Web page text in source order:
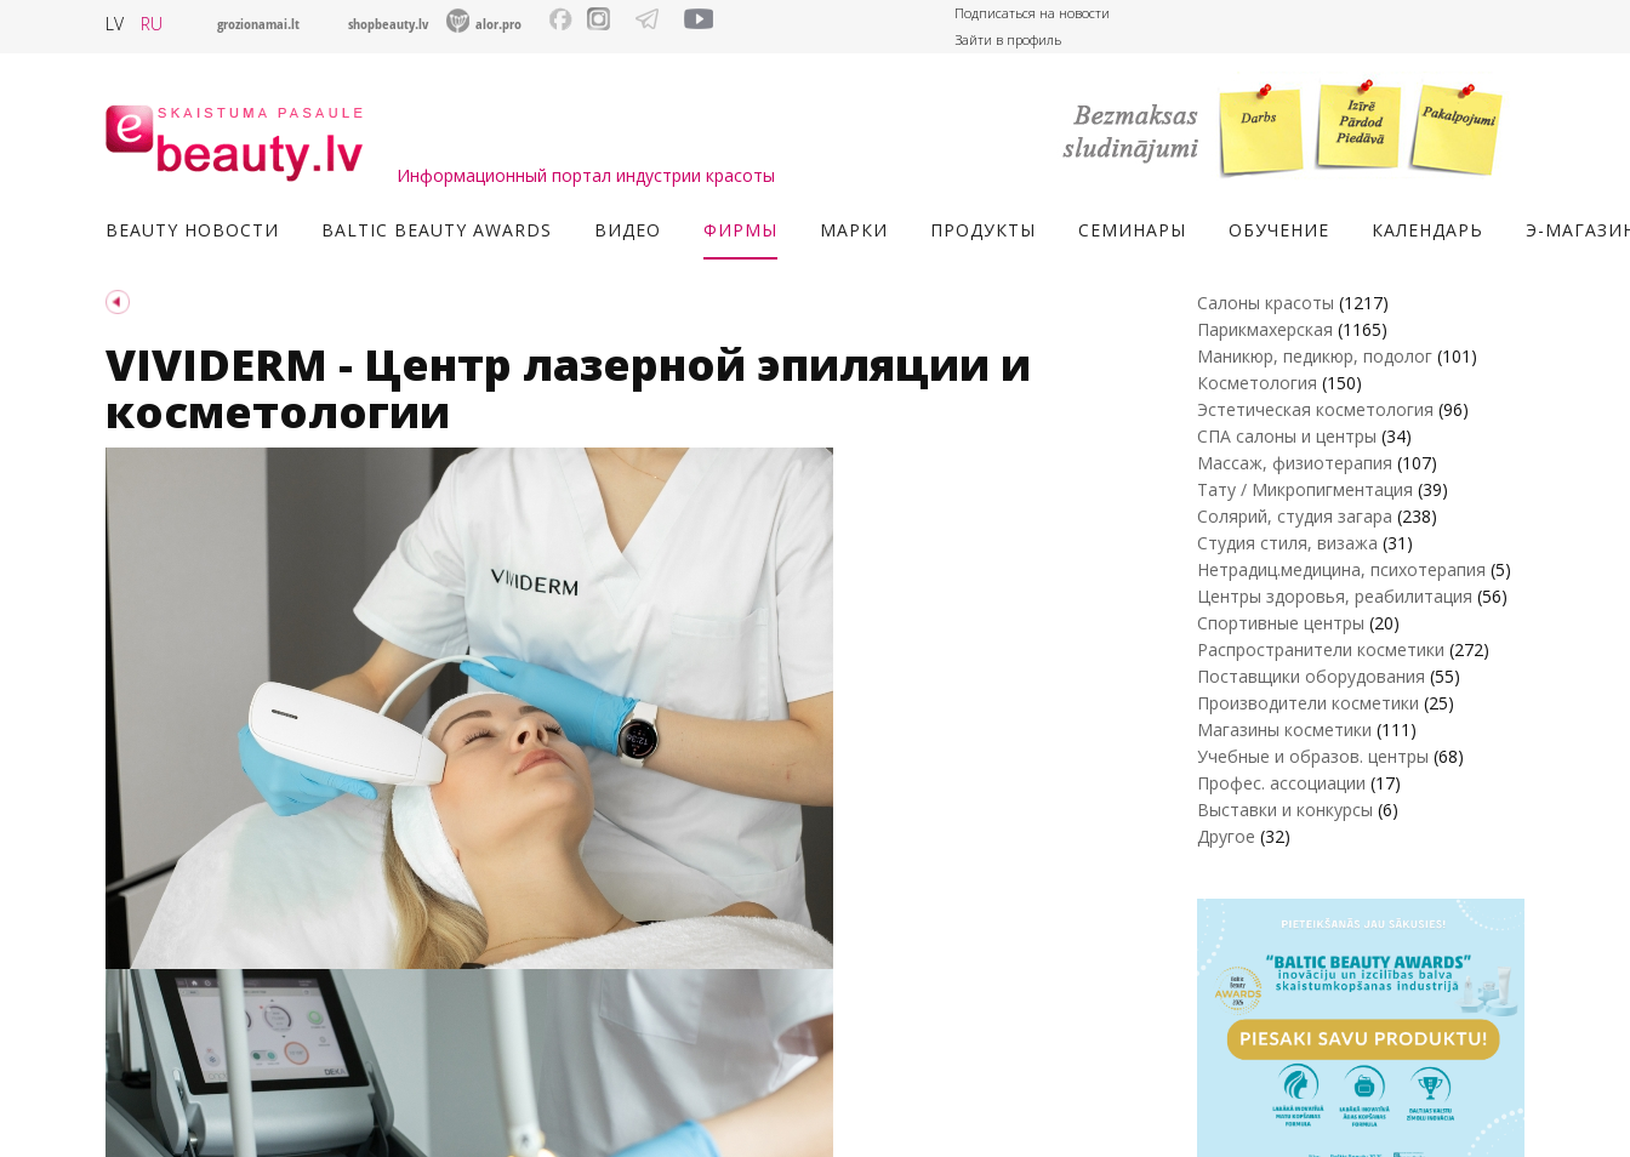
LV RU grozionamai.lt shopbeauty.lv alor.pro
Подписаться на новости
Зайти в профиль
Информационный портал индустрии красоты
BEAUTY НОВОСТИ BALTIC BEAUTY AWARDS ВИДЕО ФИРМЫ МАРКИ ПРОДУКТЫ СЕМИНАРЫ ОБУЧЕНИЕ КАЛЕНДАРЬ Э-
VIVIDERM - Центр лазерной эпиляции и
косметологии
Салоны красоты (1217)
Парикмахерская (1165)
Маникюр, педикюр, подолог (101)
Косметология (150)
Эстетическая косметология (96)
СПА салоны и центры (34)
Массаж, физиотерапия (107)
Тату / Микропигментация (39)
Солярий, студия загара (238)
Студия стиля, визажа (31)
Нетрадиц.медицина, психотерапия (5)
Центры здоровья, реабилитация (56)
Спортивные центры (20)
Распространители косметики (272)
Поставщики оборудования (55)
Производители косметики (25)
Магазины косметики (111)
Учебные и образов. центры (68)
Профес. ассоциации (17)
Выставки и конкурсы (6)
Другое (32)